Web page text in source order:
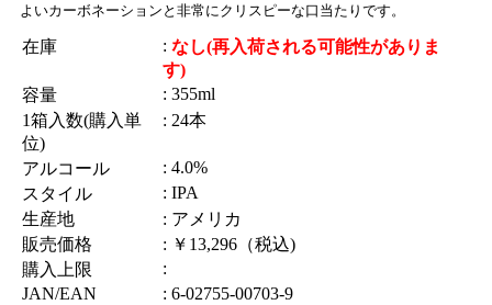
よいカーボネーションと非常にクリスピーな口当たりです。
在庫 : なし(再入荷される可能性がありま
す)
容量
: 355ml
1箱入数(購入単
位)
: 24本
アルコール
: 4.0%
スタイル
: IPA
生産地
: アメリカ
販売価格
: ￥13,296（税込)
購入上限
:
JAN/EAN
: 6-02755-00703-9